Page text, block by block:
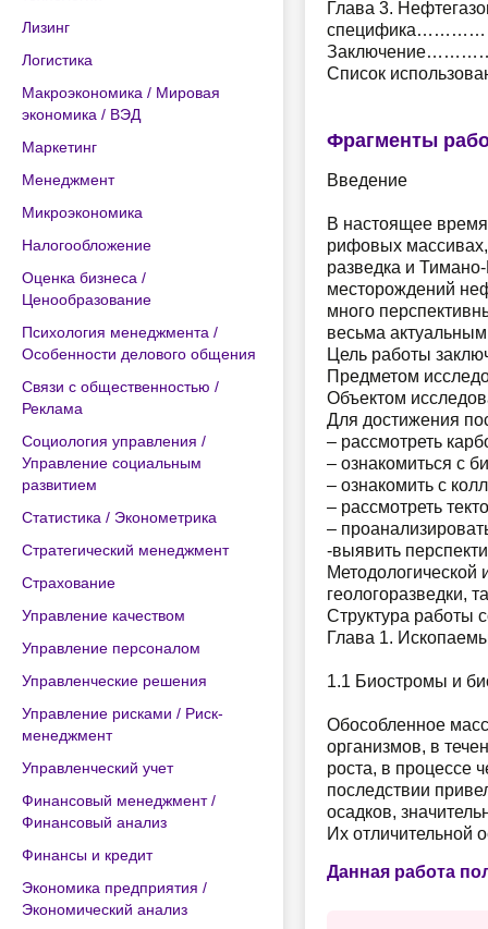
Лизинг
Логистика
Макроэкономика / Мировая
экономика / ВЭД
Маркетинг
Менеджмент
Микроэкономика
Налогообложение
Оценка бизнеса /
Ценообразование
Психология менеджмента /
Особенности делового общения
Связи с общественностью /
Реклама
Социология управления /
Управление социальным
развитием
Статистика / Эконометрика
Стратегический менеджмент
Страхование
Управление качеством
Управление персоналом
Управленческие решения
Управление рисками / Риск-
менеджмент
Управленческий учет
Финансовый менеджмент /
Финансовый анализ
Финансы и кредит
Экономика предприятия /
Экономический анализ
Глава 3.
Список
Фрагменты
Введение
В настоящее время
рифовых
разведка и
месторождений
много
весьма
Цель работы
Предметом
Объектом
Для достижения
– рассмотреть
– ознакомиться с
– ознакомить с
– рассмотреть
–
-выявить
Методологической
геологоразведки,
Структура работы
Глава 1.
1.1 Биостромы и
Обособленное
организмов, в
роста, в процессе
последствии
осадков,
Их отличительной
Данная работа